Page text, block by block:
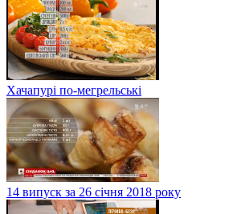
Хачапурі по-мегрельські
14 випуск за 26 січня 2018 року